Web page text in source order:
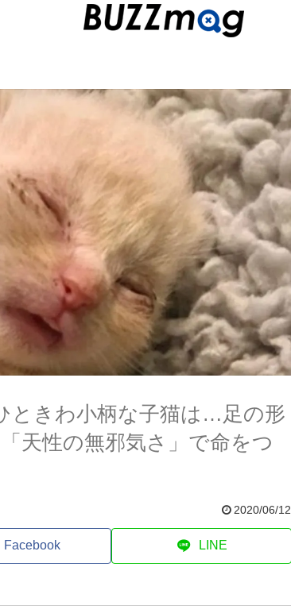
ときわ小柄な子猫は…足の形
天性の無邪気さ」で命をつ
2020/06/12
Facebook LINE